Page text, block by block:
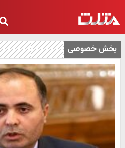
بخش خصوصی